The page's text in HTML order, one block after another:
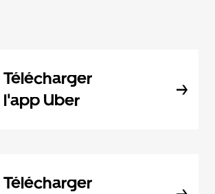
Télécharger
l'app Uber
Télécharger